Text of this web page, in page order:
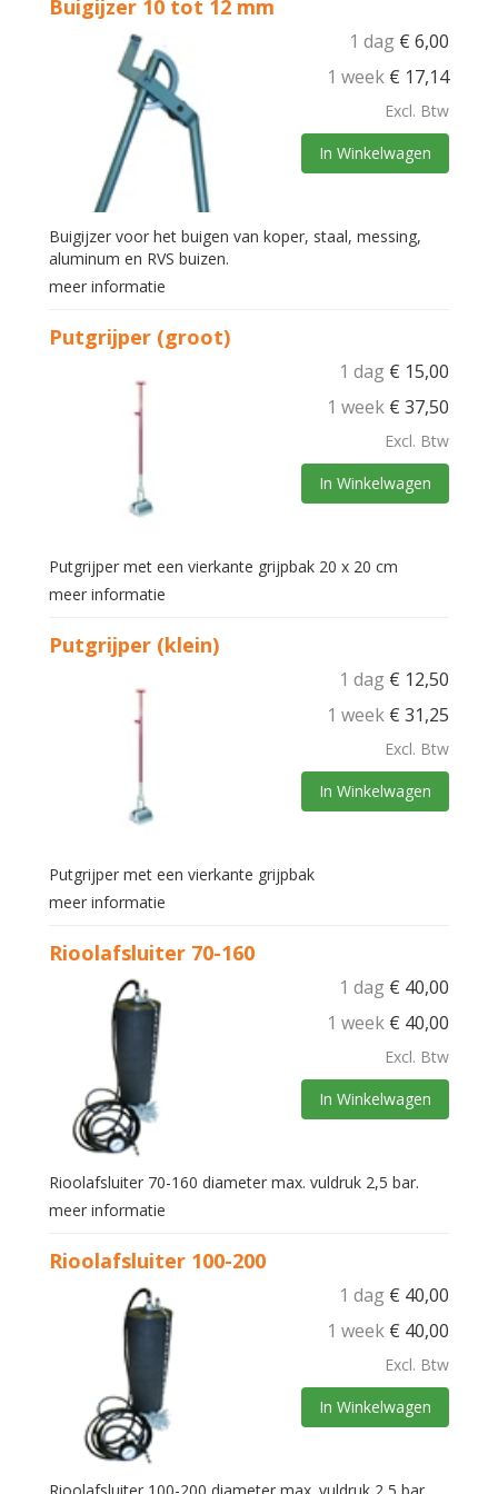
Buigijzer 10 tot 12 mm
1 dag € 6,00
1 week € 17,14
Excl. Btw
In Winkelwagen
Buigijzer voor het buigen van koper, staal, messing,
aluminum en RVS buizen.
meer informatie
Putgrijper (groot)
1 dag € 15,00
1 week € 37,50
Excl. Btw
In Winkelwagen
Putgrijper met een vierkante grijpbak 20 x 20 cm
meer informatie
Putgrijper (klein)
1 dag € 12,50
1 week € 31,25
Excl. Btw
In Winkelwagen
Putgrijper met een vierkante grijpbak
meer informatie
Rioolafsluiter 70-160
1 dag € 40,00
1 week € 40,00
Excl. Btw
In Winkelwagen
Rioolafsluiter 70-160 diameter max. vuldruk 2,5 bar.
meer informatie
Rioolafsluiter 100-200
1 dag € 40,00
1 week € 40,00
Excl. Btw
In Winkelwagen